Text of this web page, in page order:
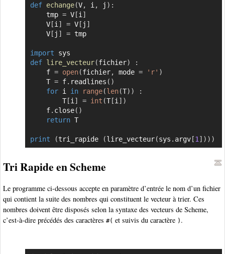
def echange(V, i , j ) :
    tmp
= V[i ]
    V
[i ] = V[ j ]
    V
[ j ] = tmp
import
def lire_vecteur(fichier)
:
    f
= open(fichier, mode = 'r' )
    T
= f. readlines ( )
for i in range(len(T) )
:
        T
[i ] = int (T[i ] )
    f
. close( )
return T
print (tri_rapide (lire_vecteur(sys . argv[1 ] ) ) )
Tri Rapide en Scheme
Le programme ci-dessous accepte en paramètre d’entrée le nom d’un fichier
qui contient la suite des nombres qui constituent le vecteur à trier. Ces
nombres doivent être disposés selon la syntaxe des vecteurs de Scheme,
c’est-à-dire précédés des caractères #( et suivis du caractère ) .